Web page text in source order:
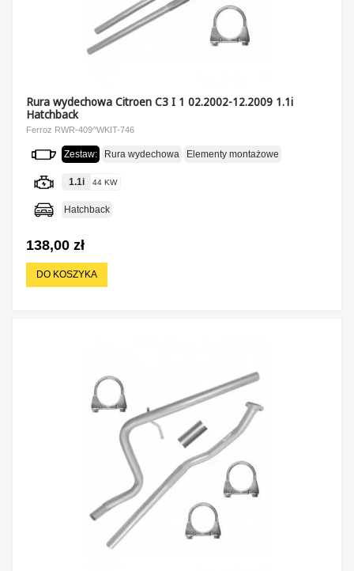
Rura wydechowa Citroen C3 I 1 02.2002-12.2009 1.1i
Hatchback
Ferroz RWR-409^WKIT-746
Zestaw: Rura wydechowa Elementy montażowe
1.1i 44 KW
Hatchback
138,00 zł
DO KOSZYKA